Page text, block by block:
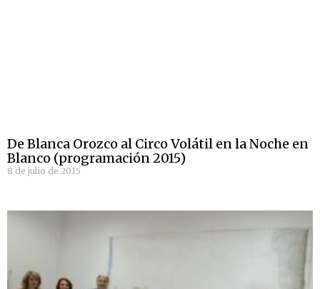
De Blanca Orozco al Circo Volátil en la Noche en
Blanco (programación 2015)
8 de julio de 2015